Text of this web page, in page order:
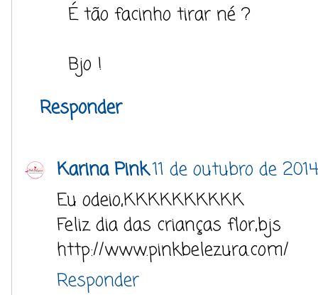
É tão facinho tirar né ?
Bjo !
Responder
Karina Pink11 de outubro de
Eu odeio,KKKKKKKKKK
Feliz dia das crianças flor,bjs
http://www.pinkbelezura.com/
Responder